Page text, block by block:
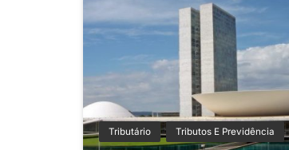
Tributário Tributos E Previdência